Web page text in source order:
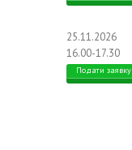
25.11.2026
16.00-17.30
Подати заявку